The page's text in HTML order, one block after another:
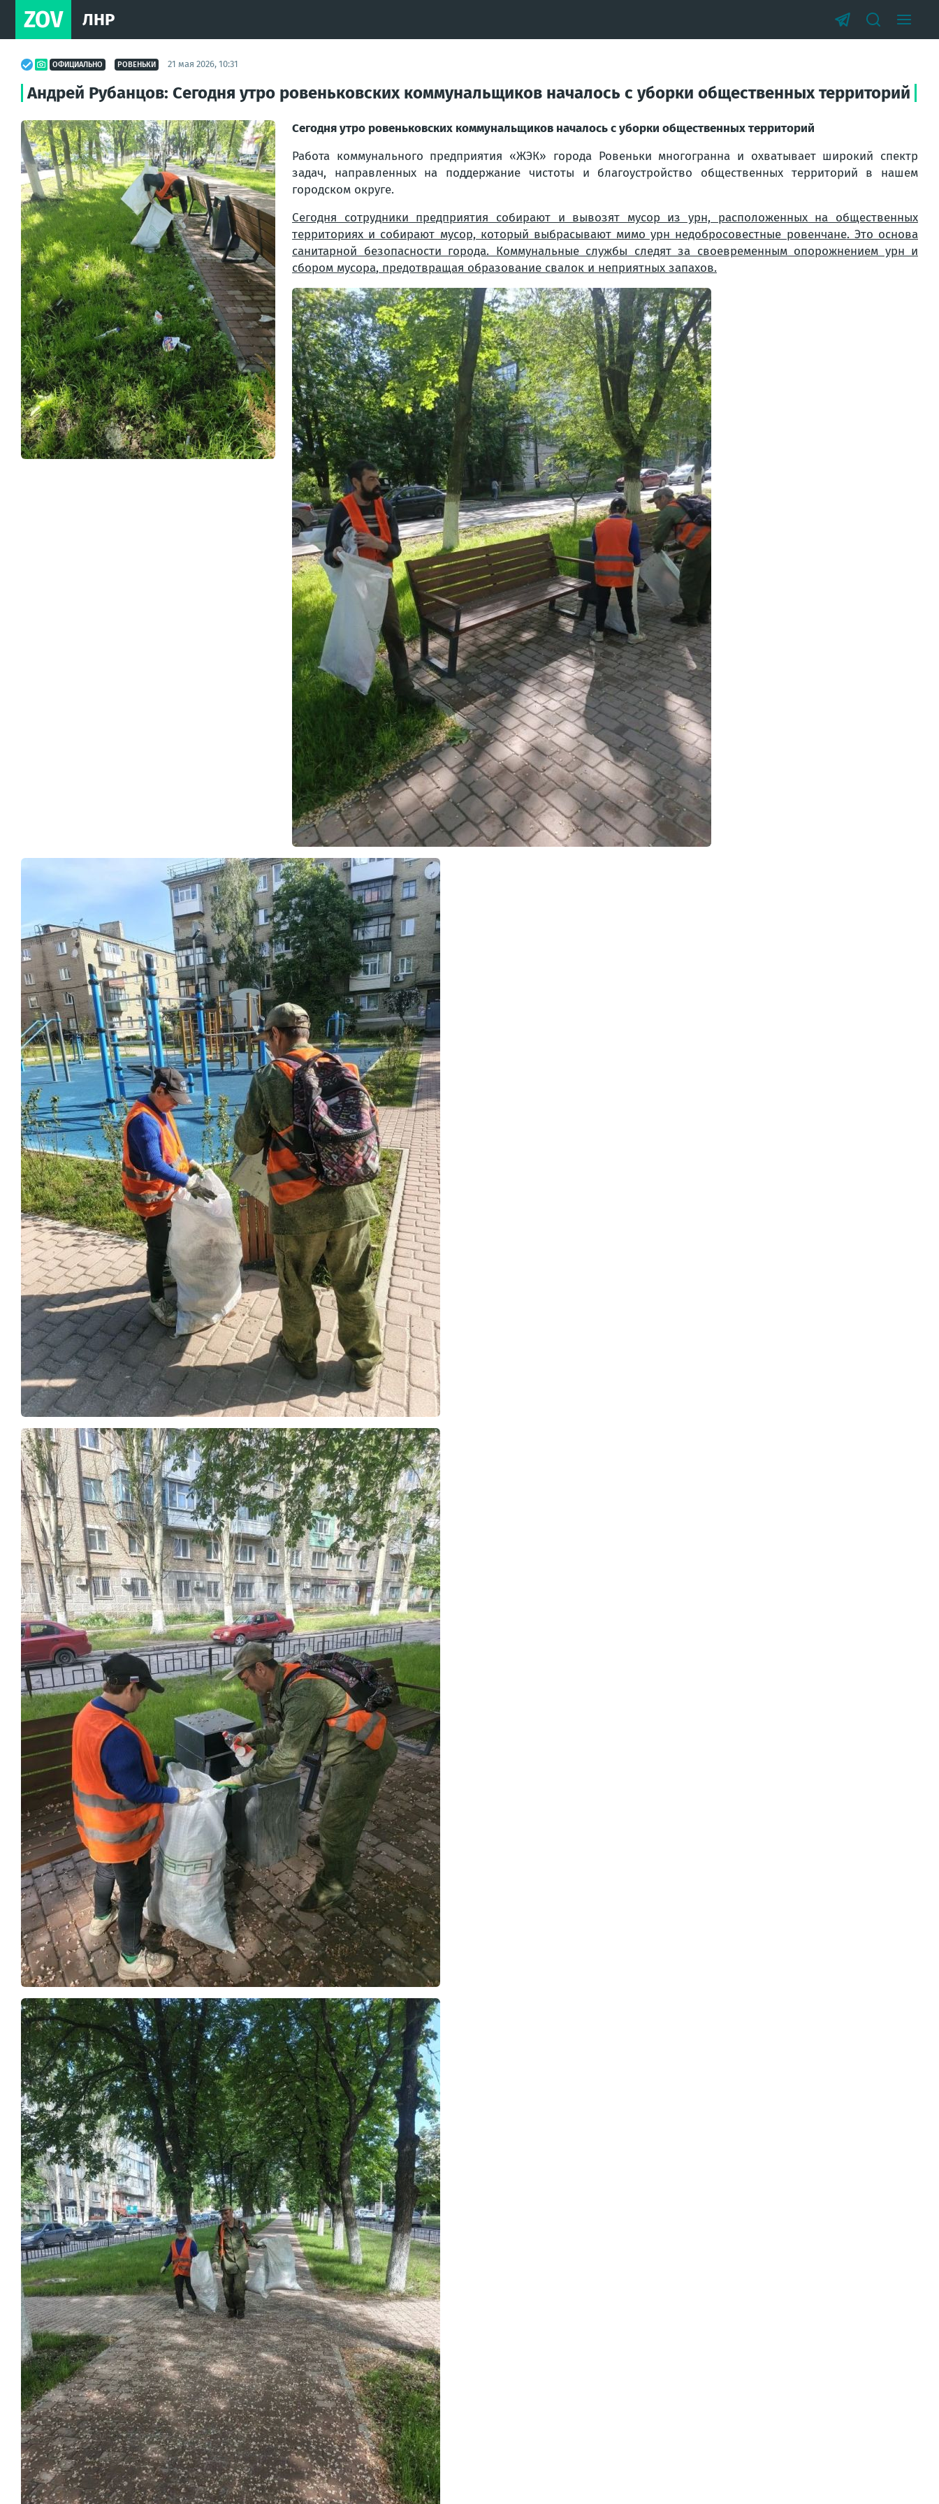
ZOV ЛНР
ОФИЦИАЛЬНО РОВЕНЬКИ 21 мая 2026, 10:31
Андрей Рубанцов: Сегодня утро ровеньковских коммунальщиков началось с уборки общественных территорий
Сегодня утро ровеньковских коммунальщиков началось с уборки общественных территорий
Работа коммунального предприятия «ЖЭК» города Ровеньки многогранна и охватывает широкий спектр
задач, направленных на поддержание чистоты и благоустройство общественных территорий в нашем
городском округе.
Сегодня сотрудники предприятия собирают и вывозят мусор из урн, расположенных на общественных
территориях и собирают мусор, который выбрасывают мимо урн недобросовестные ровенчане. Это основа
санитарной безопасности города. Коммунальные службы следят за своевременным опорожнением урн и
сбором мусора, предотвращая образование свалок и неприятных запахов.